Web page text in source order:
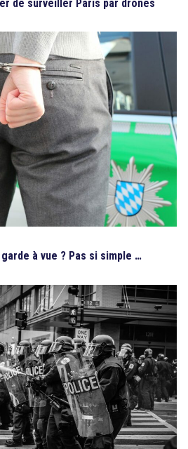
de surveiller Paris par drones
à vue ? Pas si simple …